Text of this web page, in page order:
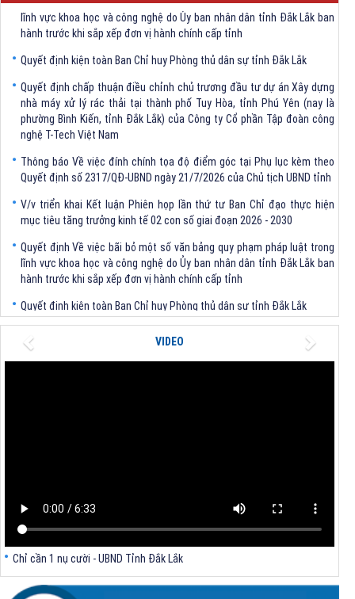
lĩnh vực khoa học và công nghệ do Ủy ban nhân dân tỉnh Đắk Lắk ban
hành trước khi sắp xếp đơn vị hành chính cấp tỉnh
nhà máy xử lý rác thải tại thành phố Tuy Hòa, tỉnh Phú Yên (nay là
phường Bình Kiến, tỉnh Đắk Lắk) của Công ty Cổ phần Tập đoàn công
nghệ T-Tech Việt Nam
Quyết định số 2317/QĐ-UBND ngày 21/7/2026 của Chủ tịch UBND tỉnh
mục tiêu tăng trưởng kinh tế 02 con số giai đoạn 2026 - 2030
lĩnh vực khoa học và công nghệ do Ủy ban nhân dân tỉnh Đắk Lắk ban
hành trước khi sắp xếp đơn vị hành chính cấp tỉnh
Quyết định chấp thuận điều chỉnh chủ trương đầu tư dự án Xây dựng
nhà máy xử lý rác thải tại thành phố Tuy Hòa, tỉnh Phú Yên (nay là
phường Bình Kiến, tỉnh Đắk Lắk) của Công ty Cổ phần Tập đoàn công
VIDEO
Previous Next
Chỉ cần 1 nụ cười - UBND Tỉnh Đắk Lắk